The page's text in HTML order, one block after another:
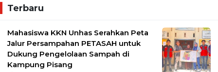
Terbaru
Mahasiswa KKN Unhas Serahkan Peta
Jalur Persampahan PETASAH untuk
Dukung Pengelolaan Sampah di
Kampung Pisang